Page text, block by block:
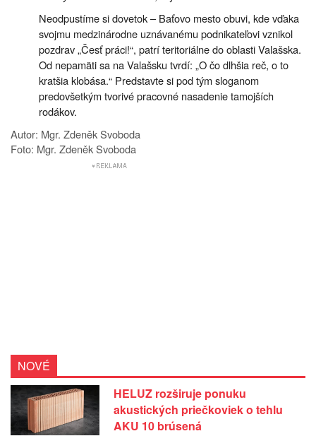
Neodpustíme si dovetok – Baťovo mesto obuvi, kde vďaka
svojmu medzinárodne uznávanému podnikateľovi vznikol
pozdrav „Česť práci!“, patrí teritoriálne do oblasti Valašska.
Od nepamäti sa na Valašsku tvrdí: „O čo dlhšia reč, o to
kratšia klobása.“ Predstavte si pod tým sloganom
predovšetkým tvorivé pracovné nasadenie tamojších
rodákov.
Autor: Mgr. Zdeněk Svoboda
Foto: Mgr. Zdeněk Svoboda
NOVÉ
HELUZ rozširuje ponuku
akustických priečkoviek o tehlu
AKU 10 brúsená